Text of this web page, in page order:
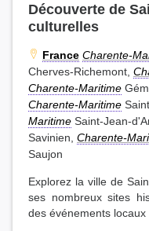
Découverte de
culturelles
France Charente-
Cherves-Richemont,
Charente-Maritime
Charente-Maritime
Maritime Saint-Jean-
Savinien, Charente-
Saujon
Explorez la ville de
ses nombreux sites
des événements locaux